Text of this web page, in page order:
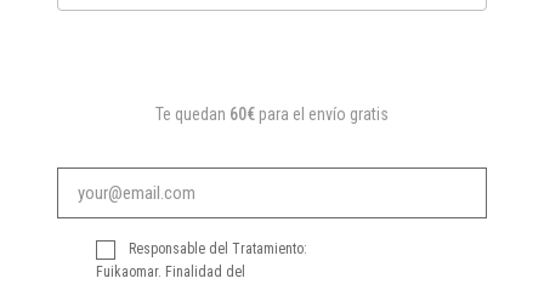
Te quedan 60€ para el envío gratis
Responsable del Tratamiento:
Fuikaomar. Finalidad del